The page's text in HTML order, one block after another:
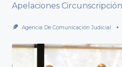
Apelaciones
Agencia De Comunicación Judicial